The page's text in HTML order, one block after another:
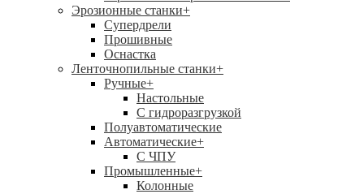
Эрозионные станки+
Супердрели
Прошивные
Оснастка
Ленточнопильные станки+
Ручные+
Настольные
С гидроразгрузкой
Полуавтоматические
Автоматические+
С ЧПУ
Промышленные+
Колонные